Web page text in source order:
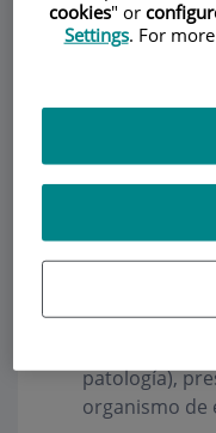
La Mesoterapia se
propiedades de
de la
cutáneo que
estructuras
dos objetivos muy
Limitar la
patología),
organismo de
cookies" or
Settings. For